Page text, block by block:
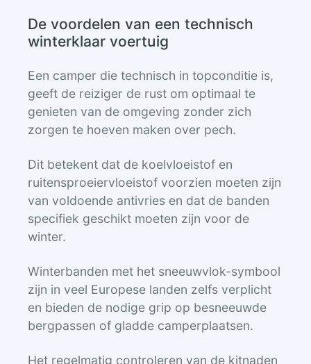
De voordelen van een technisch
winterklaar voertuig
Een camper die technisch in topconditie is,
geeft de reiziger de rust om optimaal te
genieten van de omgeving zonder zich
zorgen te hoeven maken over pech.
Dit betekent dat de koelvloeistof en
ruitensproeiervloeistof voorzien moeten zijn
van voldoende antivries en dat de banden
specifiek geschikt moeten zijn voor de
winter.
Winterbanden met het sneeuwvlok-symbool
zijn in veel Europese landen zelfs verplicht
en bieden de nodige grip op besneeuwde
bergpassen of gladde camperplaatsen.
Het regelmatig controleren van de kitnaden